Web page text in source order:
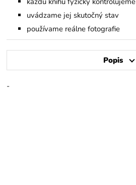
uvádzame jej skutočný stav
používame reálne fotografie
Popis
-